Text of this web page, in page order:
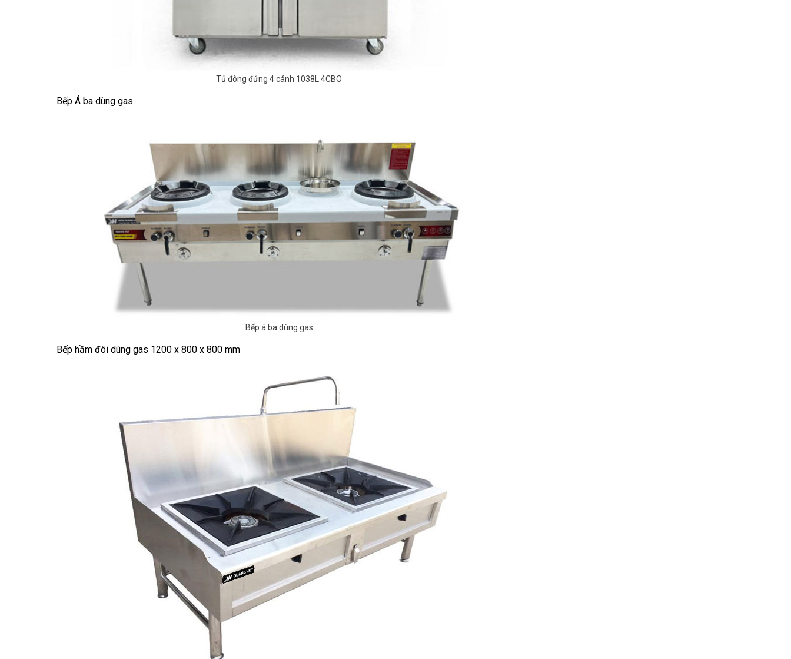
Tủ đông đứng 4 cánh 1038L 4CBO
Bếp Á ba dùng gas
Bếp á ba dùng gas
Bếp hầm đôi dùng gas 1200 x 800 x 800 mm